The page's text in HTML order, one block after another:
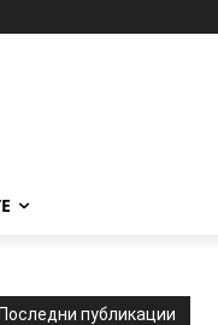
публикации